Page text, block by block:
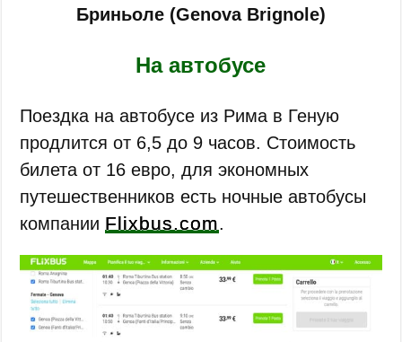
Бриньоле (Genova Brignole)
На автобусе
Поездка на автобусе из Рима в Геную
продлится от 6,5 до 9 часов. Стоимость
билета от 16 евро, для экономных
путешественников есть ночные автобусы
компании Flixbus.com.